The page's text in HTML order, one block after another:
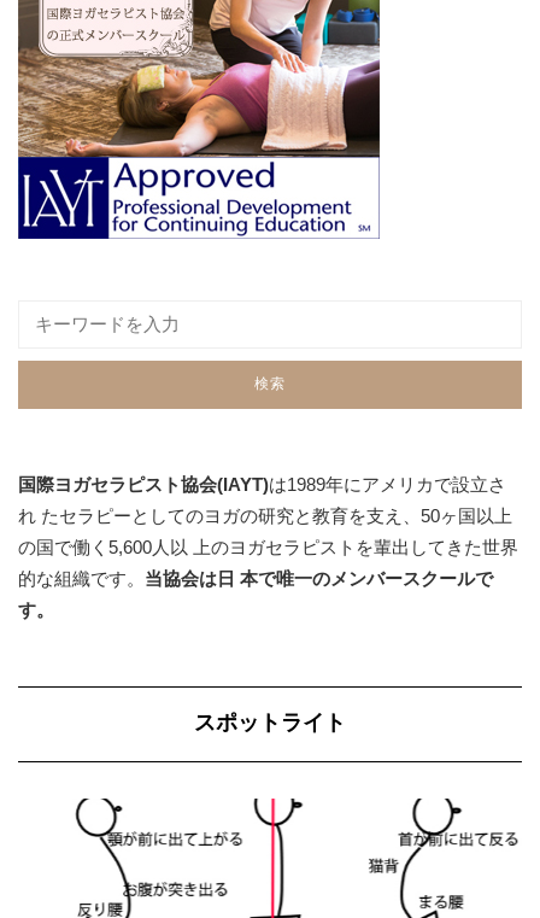
国際ヨガセラピスト協会(IAYT)は1989年にアメリカで設立さ
れ たセラピーとしてのヨガの研究と教育を支え、50ヶ国以上
の国で働く5,600人以 上のヨガセラピストを輩出してきた世界
的な組織です。 当協会は日 本で唯一のメンバースクールで
す。
スポットライト